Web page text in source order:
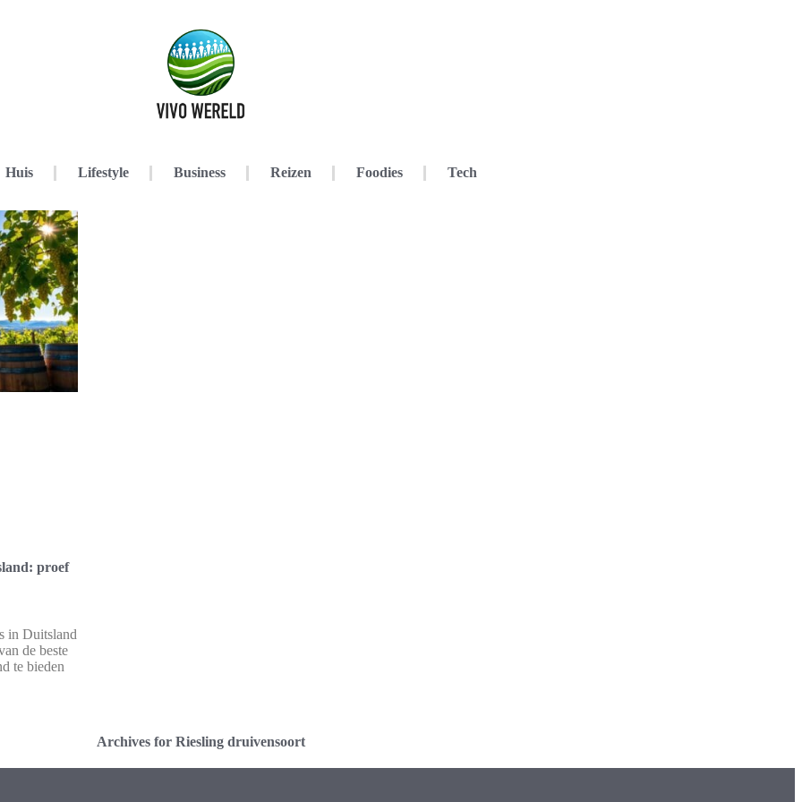
Huis Lifestyle Business Reizen Foodies Tech
proef
in Duitsland
de beste
te bieden
Archives for Riesling druivensoort